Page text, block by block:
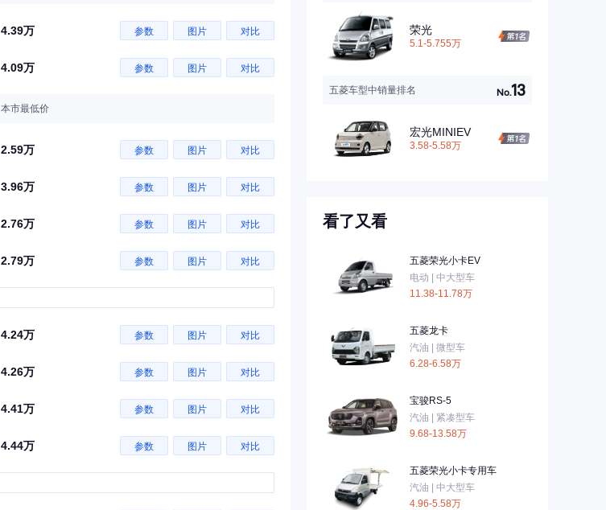
4.39万 参数 图片 对比
4.09万 参数 图片 对比
本市最低价
2.59万 参数 图片 对比
3.96万 参数 图片 对比
2.76万 参数 图片 对比
2.79万 参数 图片 对比
4.24万 参数 图片 对比
4.26万 参数 图片 对比
4.41万 参数 图片 对比
4.44万 参数 图片 对比
荣光
5.1-5.755万
五菱车型中销量排名 No.13
宏光MINIEV
3.58-5.58万
看了又看
五菱荣光小卡EV
电动 | 中大型车
11.38-11.78万
五菱龙卡
汽油 | 微型车
6.28-6.58万
宝骏RS-5
汽油 | 紧凑型车
9.68-13.58万
五菱荣光小卡专用车
汽油 | 中大型车
4.96-5.58万